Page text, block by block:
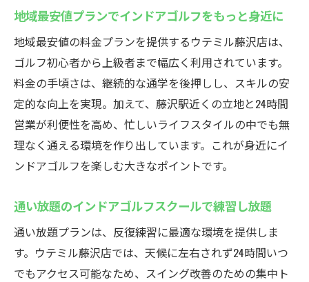
地域最安値プランでインドアゴルフをもっと身近に
地域最安値の料金プランを提供するウテミル藤沢店は、
ゴルフ初心者から上級者まで幅広く利用されています。
料金の手頃さは、継続的な通学を後押しし、スキルの安
定的な向上を実現。加えて、藤沢駅近くの立地と24時間
営業が利便性を高め、忙しいライフスタイルの中でも無
理なく通える環境を作り出しています。これが身近にイ
ンドアゴルフを楽しむ大きなポイントです。
通い放題のインドアゴルフスクールで練習し放題
通い放題プランは、反復練習に最適な環境を提供しま
す。ウテミル藤沢店では、天候に左右されず24時間いつ
でもアクセス可能なため、スイング改善のための集中ト